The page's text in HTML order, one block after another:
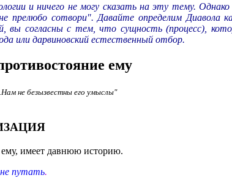
и ничего не могу сказать на эту тему.
сотвори". Давайте определим Диавола
согласны с тем, что сущность (процесс),
или дарвиновский естественный отбор.
ему
не безызвестны его умыслы"
ему, имеет давнюю историю.
не путать.